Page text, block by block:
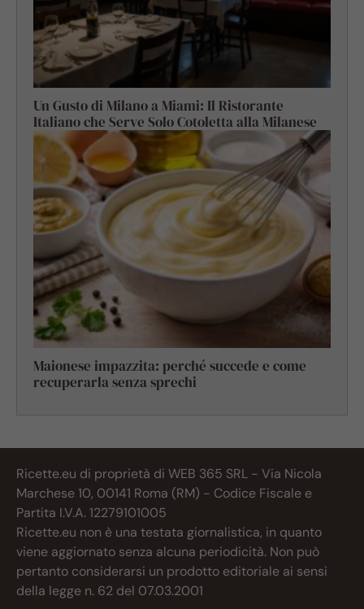
Un Gusto di Milano a Miami: Il Ristorante
Italiano che Serve Solo Cotoletta alla Milanese
Maionese impazzita: perché succede e come
recuperarla senza sprechi
Ricette.eu di proprietà di WEB 365 SRL - Via Nicola
Marchese 10, 00141 Roma (RM) - Codice Fiscale e
Partita I.V.A. 12279101005
Ricette.eu non è una testata giornalistica, in quanto
viene aggiornato senza alcuna periodicità. Non può
pertanto considerarsi un prodotto editoriale ai sensi
della legge n. 62 del 07.03.2001